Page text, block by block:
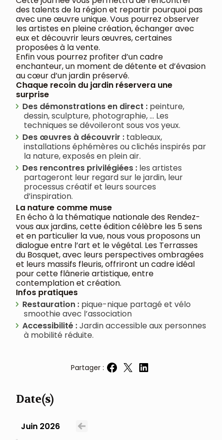
Date(s)
Voir le mois précédent
Juin 2026
des talents de la région et repartir pourquoi pas
avec une œuvre unique. Vous pourrez observer
les artistes en pleine création, échanger avec
eux et découvrir leurs œuvres, certaines
proposées à la vente.
Enfin vous pourrez profiter d’un cadre
enchanteur, un moment de détente et d’évasion
au cœur d’un jardin préservé.
Chaque recoin du jardin réservera une
surprise
Des démonstrations en direct : peinture,
dessin, sculpture, photographie, … Les
techniques se dévoileront sous vos yeux.
Des œuvres à découvrir : tableaux,
installations éphémères ou clichés inspirés par
la nature, exposés en plein air.
Des rencontres privilégiées : les artistes
partageront leur regard sur le jardin, leur
processus créatif et leurs sources
d’inspiration.
La nature comme muse
En écho à la thématique nationale des Rendez-
vous aux jardins, cette édition célèbre les 5 sens
et en particulier la vue, nous vous proposons un
dialogue entre l’art et le végétal. Les Terrasses
du Bosquet, avec leurs perspectives ombragées
et leurs massifs fleuris, offriront un cadre idéal
pour cette flânerie artistique, entre
contemplation et création.
Infos pratiques
Restauration : pique-nique partagé et vélo
smoothie avec l’association
Accessibilité :Jardin accessible aux personnes
à mobilité réduite.
Partager :Partager sur Facebook
Partager sur X
Partager sur LinkedIn